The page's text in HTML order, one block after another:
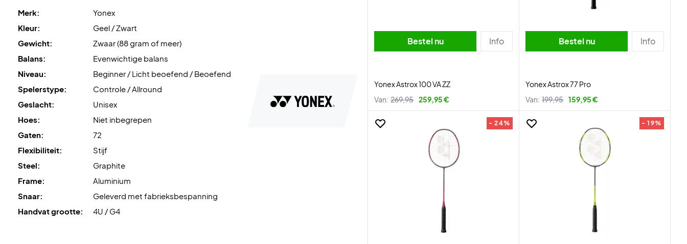
Merk:
Yonex
Kleur:
Geel / Zwart
Gewicht:
Zwaar (88 gram of meer)
Balans:
Evenwichtige balans
Niveau:
Beginner / Licht beoefend / Beoefend
Spelerstype:
Controle / Allround
Geslacht:
Unisex
Hoes:
Niet inbegrepen
Gaten:
72
Flexibiliteit:
Stijf
Steel:
Graphite
Frame:
Aluminium
Snaar:
Geleverd met fabrieksbespanning
Handvat grootte:
4U / G4
Bestel nu Info
Yonex Astrox 100 VA ZZ
Van: 269,95 259,95 €
Bestel nu Info
Yonex Astrox 77 Pro
Van: 199,95 159,95 €
- 24% - 19%